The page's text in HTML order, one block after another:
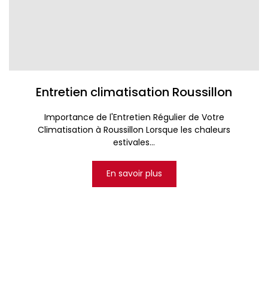
Entretien climatisation Roussillon
Importance de l'Entretien Régulier de Votre
Climatisation à Roussillon Lorsque les chaleurs
estivales...
En savoir plus